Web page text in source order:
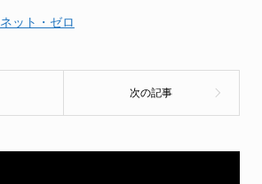
ネット・ゼロ